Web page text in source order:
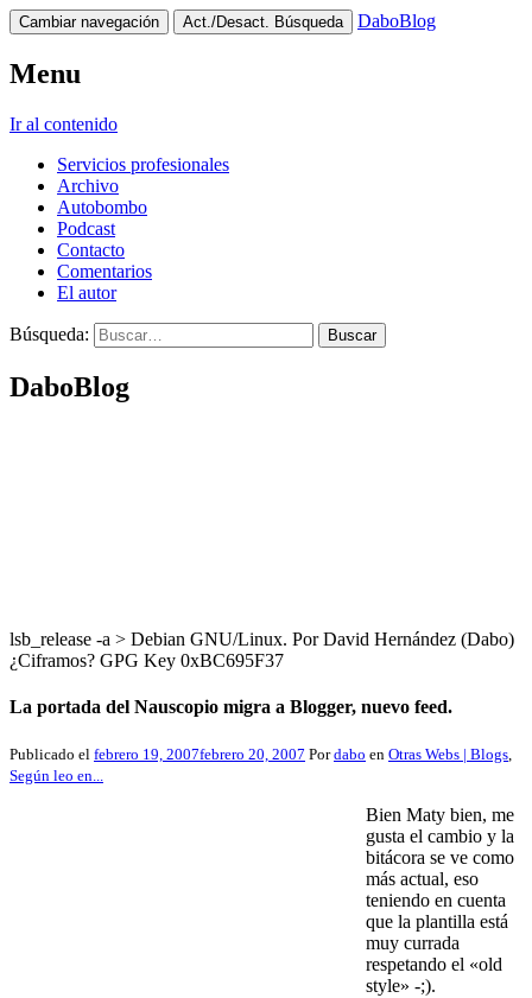
Cambiar navegación Act./Desact. Búsqueda DaboBlog
Menu
Ir al contenido
Servicios profesionales
Archivo
Autobombo
Podcast
Contacto
Comentarios
El autor
Búsqueda:
DaboBlog
lsb_release -a > Debian GNU/Linux. Por David Hernández (Dabo)
¿Ciframos? GPG Key 0xBC695F37
La portada del Nauscopio migra a Blogger, nuevo feed.
Publicado el febrero 19, 2007febrero 20, 2007 Pordabo en Otras Webs | Blogs,
Según leo en...
Bien Maty bien, me
gusta el cambio y la
bitácora se ve como
más actual, eso
teniendo en cuenta
que la plantilla está
muy currada
respetando el «old
style» -;).